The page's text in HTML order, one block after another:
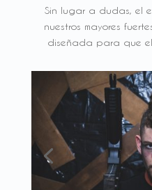
Sin lugar a dudas, el
nuestros mayores
diseñada para que